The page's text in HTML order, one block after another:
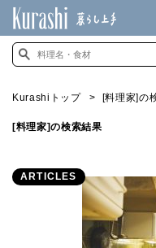
Kurashiトップ [料理家]の
[料理家]の検索結果
ARTICLES